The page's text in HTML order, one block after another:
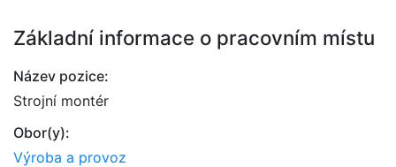
Základní informace o pracovním místu
Název pozice:
Strojní montér
Obor(y):
Výroba a provoz